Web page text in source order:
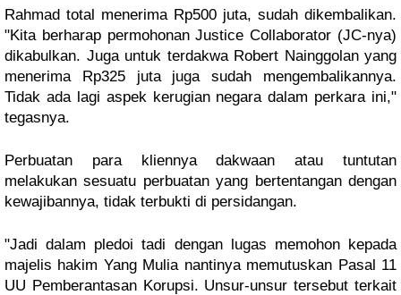
Rahmad total menerima Rp500 juta, sudah dikembalikan.
"Kita berharap permohonan Justice Collaborator (JC-nya)
dikabulkan. Juga untuk terdakwa Robert Nainggolan yang
menerima Rp325 juta juga sudah mengembalikannya.
Tidak ada lagi aspek kerugian negara dalam perkara ini,"
tegasnya.
Perbuatan para kliennya dakwaan atau tuntutan
melakukan sesuatu perbuatan yang bertentangan dengan
kewajibannya, tidak terbukti di persidangan.
"Jadi dalam pledoi tadi dengan lugas memohon kepada
majelis hakim Yang Mulia nantinya memutuskan Pasal 11
UU Pemberantasan Korupsi. Unsur-unsur tersebut terkait